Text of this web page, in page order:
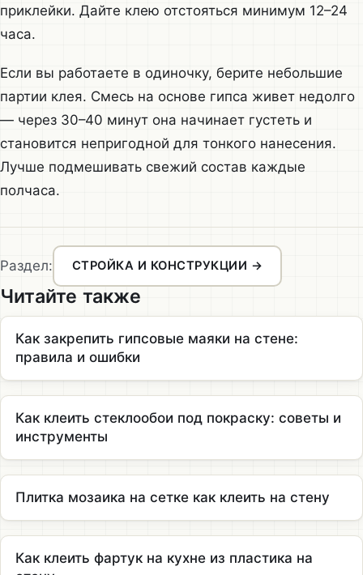
приклейки. Дайте клею отстояться минимум 12–24
часа.
Если вы работаете в одиночку, берите небольшие
партии клея. Смесь на основе гипса живет недолго
— через 30–40 минут она начинает густеть и
становится непригодной для тонкого нанесения.
Лучше подмешивать свежий состав каждые
полчаса.
Раздел: СТРОЙКА И КОНСТРУКЦИИ →
Читайте также
Как закрепить гипсовые маяки на стене:
правила и ошибки
Как клеить стеклообои под покраску: советы и
инструменты
Плитка мозаика на сетке как клеить на стену
Как клеить фартук на кухне из пластика на